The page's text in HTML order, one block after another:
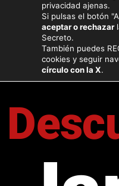
privacidad ajenas.
Si pulsas el botón
aceptar o rechazar
Secreto.
También puedes
cookies y seguir
círculo con la X.